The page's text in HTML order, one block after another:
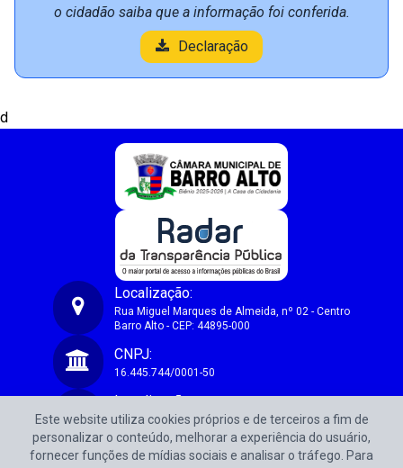
o cidadão saiba que a informação foi conferida.
Declaração
d
Câmara Municipal de Vereadores de Barro Alto-BA
Localização:
Rua Miguel Marques de Almeida, nº 02 - Centro
Barro Alto - CEP: 44895-000
CNPJ:
16.445.744/0001-50
Localização:
Rua Miguel Marques de Almeida, nº 02 - Centro
Barro Alto - CEP: 44895-000
CNPJ:
Este website utiliza cookies próprios e de terceiros a fim de
personalizar o conteúdo, melhorar a experiência do usuário,
fornecer funções de mídias sociais e analisar o tráfego. Para